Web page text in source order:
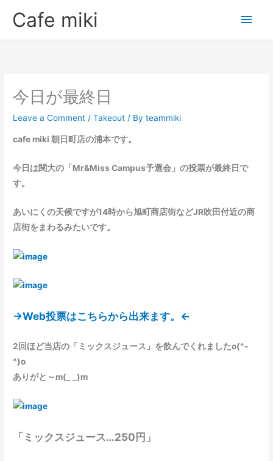
Cafe miki
Main
今日が最終日
Leave a Comment /Takeout / Byteammiki
cafe miki 朝日町店の浦本です。
今日は関大の「Mr&Miss Campus予選会」の投票が最終日で
す。
あいにくの天候ですが14時から旭町商店街などJR吹田付近の商
店街をまわるみたいです。
→Web投票はこちらから出来ます。←
2回ほど当店の「ミックスジュース」を飲んでくれましたo(^-
^)o
ありがと～m(_ _)m
「ミックスジュース…250円」